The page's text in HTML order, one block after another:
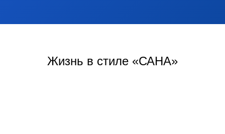
Жизнь в стиле «САНА»